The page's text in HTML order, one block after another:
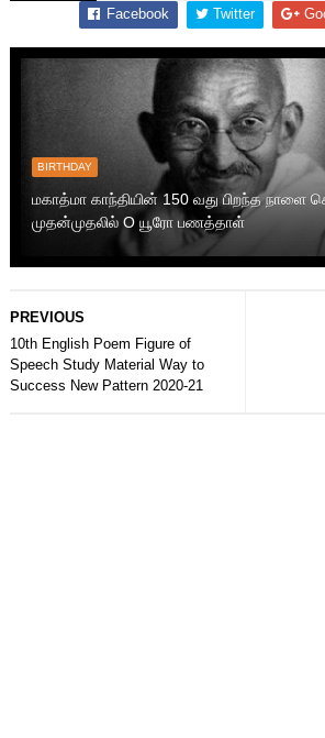
Facebook Twitter
BIRTHDAY
மகாத்மா காந்தியின் 150 வது பிறந்த நாளை
முதன்முதலில் O யூரோ பணத்தாள்
PREVIOUS
10th English Poem Figure of
Speech Study Material Way to
Success New Pattern 2020-21